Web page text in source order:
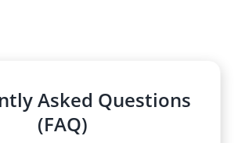
Asked Questions
(FAQ)